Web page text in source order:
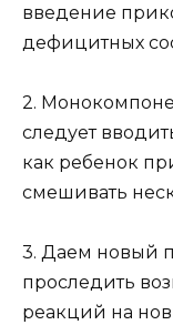
введение
дефицитных
2.
следует
как ребенок
смешивать
3. Даем новый
проследить
реакций на